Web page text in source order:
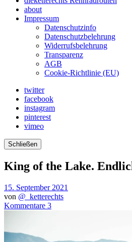
about
Impressum
Datenschutzinfo
Datenschutzbelehrung
Widerrufsbelehrung
Transparenz
AGB
Cookie-Richtlinie (EU)
twitter
facebook
instagram
pinterest
vimeo
Schließen
King of the Lake.
15. September 2021
von @_ketterechts
Kommentare 3